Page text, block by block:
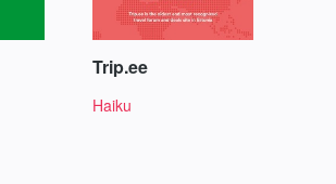
Trip.ee
Haiku